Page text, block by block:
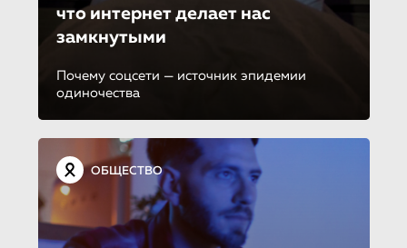
что интернет делает нас
замкнутыми
Почему соцсети — источник эпидемии
одиночества
ОБЩЕСТВО